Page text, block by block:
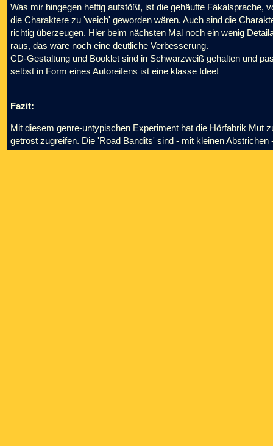
Was mir hingegen heftig aufstößt, ist die gehäufte Fäkalsprache,
die Charaktere zu 'weich' geworden wären. Auch sind die
richtig überzeugen. Hier beim nächsten Mal noch ein wenig
raus, das wäre noch eine deutliche Verbesserung.
CD-Gestaltung und Booklet sind in Schwarzweiß gehalten und
selbst in Form eines Autoreifens ist eine klasse Idee!
Fazit:
Mit diesem genre-untypischen Experiment hat die Hörfabrik Mut
getrost zugreifen. Die 'Road Bandits' sind - mit kleinen Abstrichen